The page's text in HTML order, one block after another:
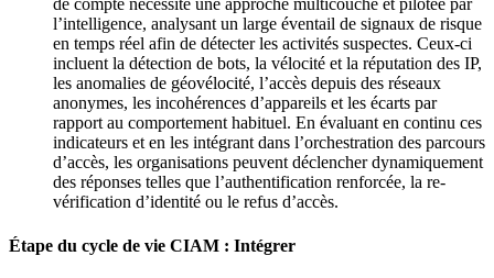
de compte nécessite une approche multicouche et pilotée par
l’intelligence, analysant un large éventail de signaux de risque
en temps réel afin de détecter les activités suspectes. Ceux-ci
incluent la détection de bots, la vélocité et la réputation des IP,
les anomalies de géovélocité, l’accès depuis des réseaux
anonymes, les incohérences d’appareils et les écarts par
rapport au comportement habituel. En évaluant en continu ces
indicateurs et en les intégrant dans l’orchestration des parcours
d’accès, les organisations peuvent déclencher dynamiquement
des réponses telles que l’authentification renforcée, la re-
vérification d’identité ou le refus d’accès.
Étape du cycle de vie CIAM : Intégrer